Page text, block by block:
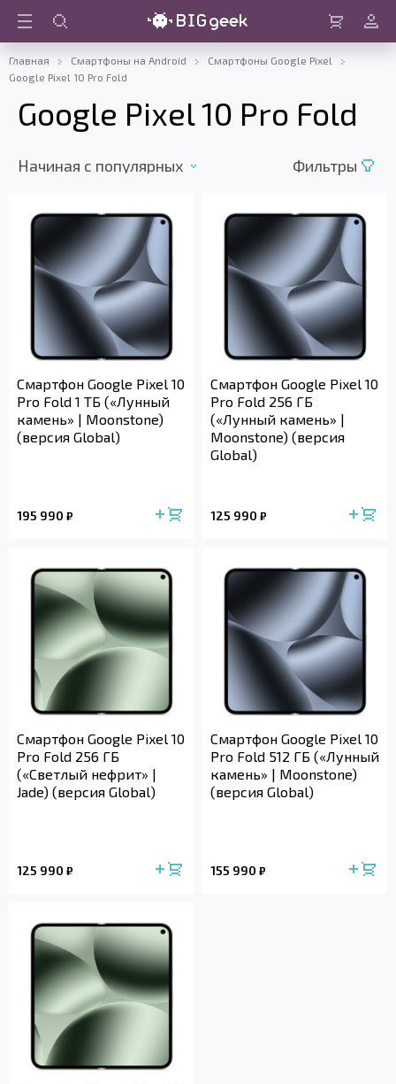
Войти
Главная Смартфоны на Android
Смартфоны Google Pixel
Google Pixel 10 Pro Fold
Google Pixel 10 Pro Fold
Начиная c популярных Фильтры
Смартфон Google Pixel 10
Pro Fold 1 ТБ («Лунный
камень» | Moonstone)
(версия Global)
195 990 ₽
Смартфон Google Pixel 10
Pro Fold 256 ГБ
(«Лунный камень» |
Moonstone) (версия
Global)
125 990 ₽
Смартфон Google Pixel 10
Pro Fold 256 ГБ
(«Светлый нефрит» |
Jade) (версия Global)
125 990 ₽
Смартфон Google Pixel 10
Pro Fold 512 ГБ («Лунный
камень» | Moonstone)
(версия Global)
155 990 ₽